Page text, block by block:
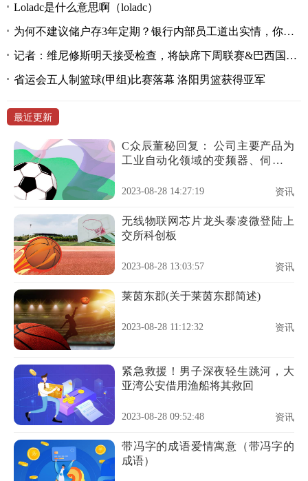
Loladc是什么意思啊（loladc）
为何不建议储户存3年定期？银行内部员工道出实情，你存了吗？
记者：维尼修斯明天接受检查，将缺席下周联赛&巴西国家队任务
省运会五人制篮球(甲组)比赛落幕 洛阳男篮获得亚军
最近更新
C众辰董秘回复： 公司主要产品为
工业自动化领域的变频器、伺服系
2023-08-28 14:27:19 资讯
无线物联网芯片龙头泰凌微登陆上
交所科创板
2023-08-28 13:03:57 资讯
莱茵东郡(关于莱茵东郡简述)
2023-08-28 11:12:32 资讯
紧急救援！男子深夜轻生跳河，大
亚湾公安借用渔船将其救回
2023-08-28 09:52:48 资讯
带冯字的成语爱情寓意（带冯字的
成语）